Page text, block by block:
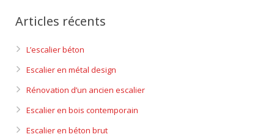
Articles récents
L’escalier béton
Escalier en métal design
Rénovation d’un ancien escalier
Escalier en bois contemporain
Escalier en béton brut